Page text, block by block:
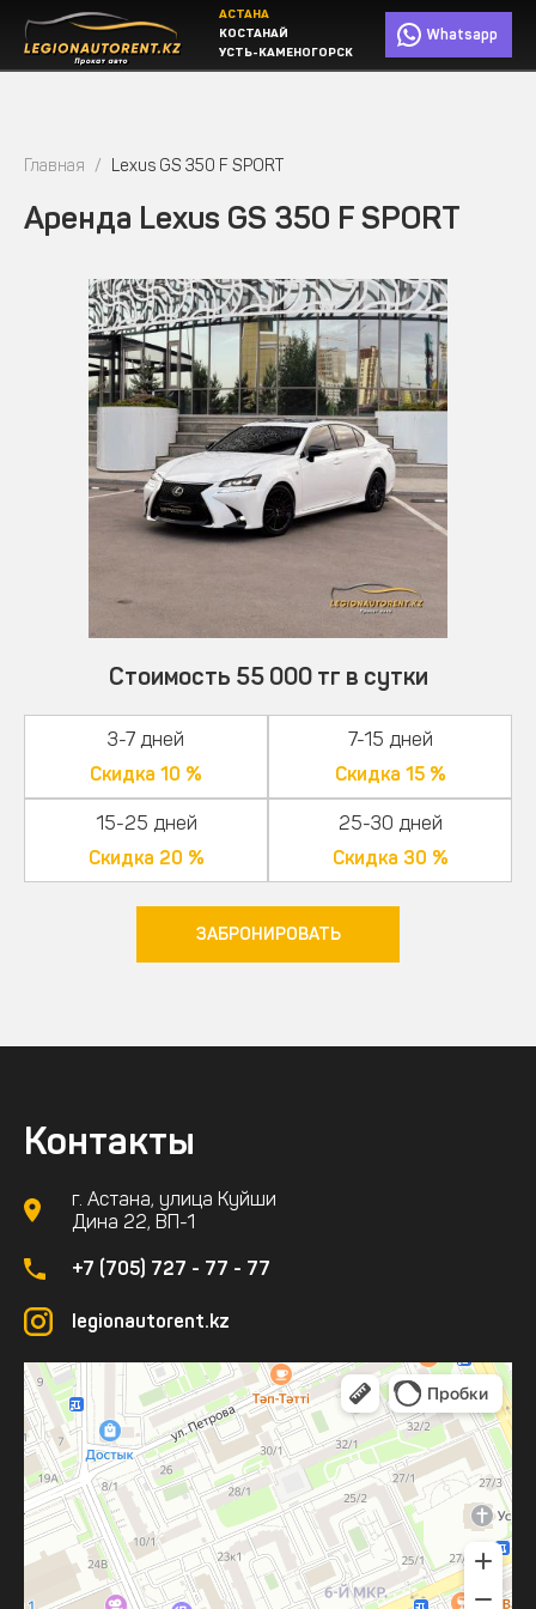
АСТАНА
КОСТАНАЙ
УСТЬ-КАМЕНОГОРСК
Whatsapp
Главная Lexus GS 350 F SPORT
Аренда Lexus GS 350 F SPORT
Стоимость 55 000 тг в сутки
3-7 дней
Скидка 10 %
7-15 дней
Скидка 15 %
15-25 дней
Скидка 20 %
25-30 дней
Скидка 30 %
ЗАБРОНИРОВАТЬ
Контакты
г. Астана, улица Куйши
Дина 22, ВП-1
+7 (705) 727 - 77 - 77
legionautorent.kz